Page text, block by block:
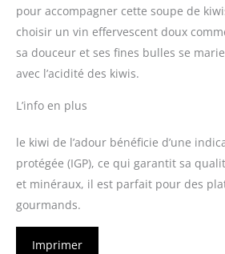
pour accompagner cette soupe de
choisir un vin effervescent doux
sa douceur et ses fines bulles se
avec l’acidité des kiwis.
L’info en plus
le kiwi de l’adour bénéficie d’une
protégée (IGP), ce qui garantit sa
et minéraux, il est parfait pour des
gourmands.
Imprimer